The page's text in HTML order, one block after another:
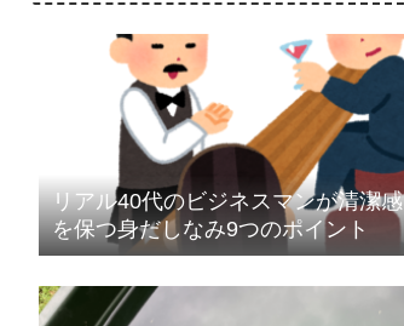
リアル40代のビジネスマンが清潔感
を保つ身だしなみ9つのポイント